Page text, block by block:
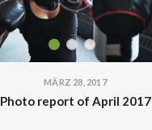
MÄRZ 28, 2017
Photo report of April 2017